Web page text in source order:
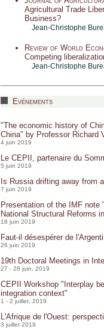
Agricultural Trade
Business?
Jean-Christophe
Review of World
Competing
Jean-Christophe
Evénements
"The economic history of
China" by Professor Richard
4 juin 2019
Le CEPII, partenaire du
5 juin 2019
Is Russia drifting away from
7 juin 2019
Presentation of the IMF note
National Structural Reforms
18 juin 2019
Faut-il désespérer de
26 juin 2019
19th Doctoral Meetings in
27 - 28 juin, 2019
CEPII Workshop "Interplay
integration context"
1 - 2 juillet, 2019
L'Afrique de l'Ouest:
3 juillet 2019